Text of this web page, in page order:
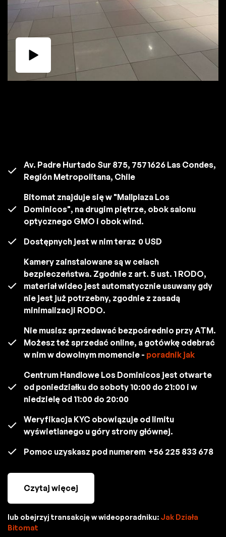
Av. Padre Hurtado Sur 875, 7571626 Las Condes,
Región Metropolitana, Chile
Bitomat znajduje się w "Mallplaza Los
Dominicos", na drugim piętrze, obok salonu
optycznego GMO i obok wind.
Dostępnych jest w nim teraz 0 USD
Kamery zainstalowane są w celach
bezpieczeństwa. Zgodnie z art. 5 ust. 1 RODO,
materiał wideo jest automatycznie usuwany gdy
nie jest już potrzebny, zgodnie z zasadą
minimalizacji RODO.
Nie musisz sprzedawać bezpośrednio przy ATM.
Możesz też sprzedać online, a gotówkę odebrać
w nim w dowolnym momencie - poradnik jak
Centrum Handlowe Los Dominicos jest otwarte
od poniedziałku do soboty 10:00 do 21:00 i w
niedzielę od 11:00 do 20:00
Weryfikacja KYC obowiązuje od limitu
wyświetlanego u góry strony głównej.
Pomoc uzyskasz pod numerem +56 225 833 678
Czytaj więcej
lub obejrzyj transakcję w wideoporadniku: Jak Działa
Bitomat